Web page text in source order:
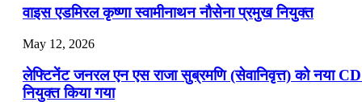
वाइस एडमिरल कृष्णा स्वामीनाथन नौसेना प्रमुख नियुक्त
May 12, 2026
लेफ्टिनेंट जनरल एन एस राजा सुब्रमणि (सेवानिवृत्त) को नया
नियुक्त किया गया